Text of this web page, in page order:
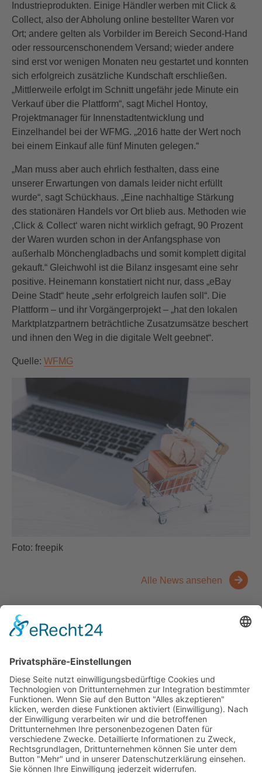
Industrieprodukten. Einige Händler werben mit Click &
Collect, also der Abholung online bestellter Waren vor
Ort; andere gelten als Vorbilder im Bereich Second-Hand
oder ressourcenschonendem Versand; wieder andere
sind erst vor wenigen Monaten neu gestartet und konnten
sich erfolgreich zusätzliche Kundschaft erschließen.
„Mittlerweile erfolgt im Schnitt ungefähr jede Minute ein
Verkauf über die Plattform“, sagt Michel Hontoy,
Projektmanager für Innenstadtentwicklung und
Einzelhandel bei der WFMG. „2016 hatte der Wert noch
bei einem Einkauf alle fünf Minuten gelegen.“
„Man muss aber auch ehrlich festhalten, dass eine
unserer Erwartungen von damals leider nicht erfüllt
wurde“, sagt Schückhaus. „Eine nachhaltige Stärkung
des stationären Handels vor Ort blieb aus. Methoden wie
,Click & Collect‘ waren nicht wirklich gefragt, 90 Prozent
der Waren wurden schon in der Anfangsphase von
außerhalb Mönchengladbachs und somit komplett digital
gekauft.“ Gleichwohl ist die Bilanz insgesamt eine sehr
positive. Heinemann konstatiert nicht nur, dass „eBay
Deine Stadt“ heute „sehr erfolgreich laufen soll“. Die
Plattform – und ihr Vorgängerprojekt – „hat den lokalen
Marktplatzpartnern beträchtliche Zusatzumsätze beschert
und ihnen den Weg in die digitale Welt geebnet“.
Quelle: WFMG
Foto: freepik
Alle News ansehen
Kontakt Messen Zahlen und Fakten Downloads